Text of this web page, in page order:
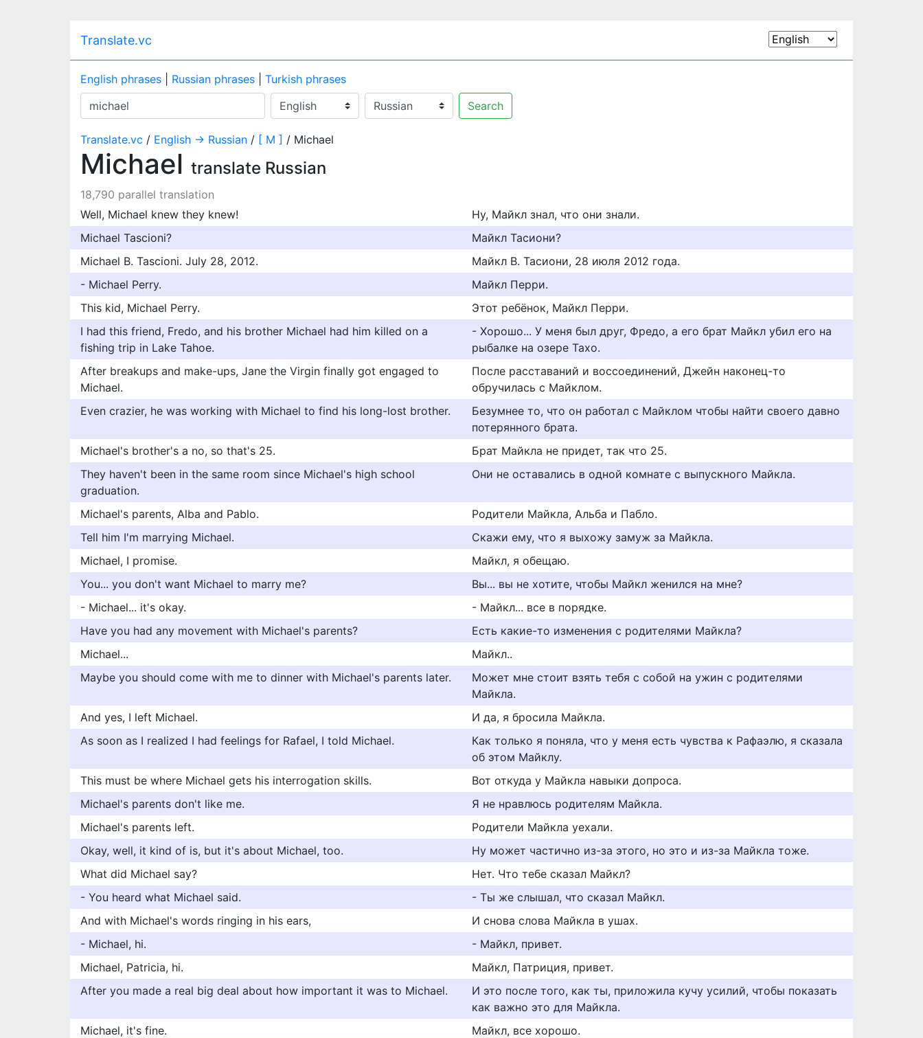
Translate.vc
English phrases Russian phrases
Turkish phrases
Search
Translate.vc / English → Russian / [ M ] / Michael
Michael translate Russian
18,790 parallel translation
Well, Michael knew they knew!
Ну, Майкл знал, что они знали.
Michael Tascioni?
Майкл Тасиони?
Michael B. Tascioni. July 28, 2012.
Майкл В. Тасиони, 28 июля 2012 года.
- Michael Perry.
Майкл Перри.
This kid, Michael Perry.
Этот ребёнок, Майкл Перри.
I had this friend, Fredo, and his brother Michael had him killed on a
fishing trip in Lake Tahoe.
- Хорошо... У меня был друг, Фредо, а его брат Майкл убил его на
рыбалке на озере Тахо.
After breakups and make-ups, Jane the Virgin finally got engaged to
Michael.
После расставаний и воссоединений, Джейн наконец-то
обручилась с Майклом.
Even crazier, he was working with Michael to find his long-lost brother.
Безумнее то, что он работал с Майклом чтобы найти своего давно
потерянного брата.
Michael's brother's a no, so that's 25.
Брат Майкла не придет, так что 25.
They haven't been in the same room since Michael's high school
graduation.
Они не оставались в одной комнате с выпускного Майкла.
Michael's parents, Alba and Pablo.
Родители Майкла, Альба и Пабло.
Tell him I'm marrying Michael.
Скажи ему, что я выхожу замуж за Майкла.
Michael, I promise.
Майкл, я обещаю.
You... you don't want Michael to marry me?
Вы... вы не хотите, чтобы Майкл женился на мне?
- Michael... it's okay.
- Майкл... все в порядке.
Have you had any movement with Michael's parents?
Есть какие-то изменения с родителями Майкла?
Michael...
Майкл..
Maybe you should come with me to dinner with Michael's parents later.
Может мне стоит взять тебя с собой на ужин с родителями
Майкла.
And yes, I left Michael.
И да, я бросила Майкла.
As soon as I realized I had feelings for Rafael, I told Michael.
Как только я поняла, что у меня есть чувства к Рафаэлю, я сказала
об этом Майклу.
This must be where Michael gets his interrogation skills.
Вот откуда у Майкла навыки допроса.
Michael's parents don't like me.
Я не нравлюсь родителям Майкла.
Michael's parents left.
Родители Майкла уехали.
Okay, well, it kind of is, but it's about Michael, too.
Ну может частично из-за этого, но это и из-за Майкла тоже.
What did Michael say?
Нет. Что тебе сказал Майкл?
- You heard what Michael said.
- Ты же слышал, что сказал Майкл.
And with Michael's words ringing in his ears,
И снова слова Майкла в ушах.
- Michael, hi.
- Майкл, привет.
Michael, Patricia, hi.
Майкл, Патриция, привет.
After you made a real big deal about how important it was to Michael.
И это после того, как ты, приложила кучу усилий, чтобы показать
как важно это для Майкла.
Michael, it's fine.
Майкл, все хорошо.